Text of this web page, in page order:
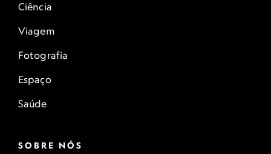
Ciência
Viagem
Fotografia
Espaço
Saúde
SOBRE NÓS